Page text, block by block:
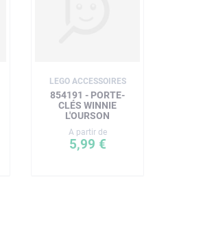
LEGO ACCESSOIRES
854191 - PORTE-
CLÉS WINNIE
L'OURSON
A partir de
5,99 €